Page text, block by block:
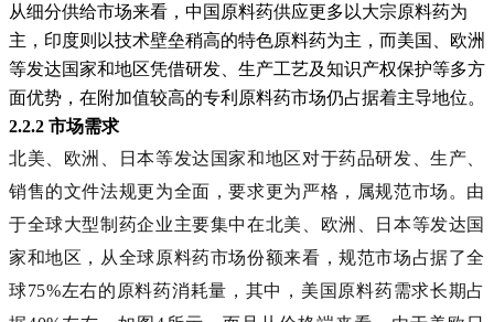
从细分供给市场来看，中国原料药供应更多以大宗原料药为
主，印度则以技术壁垒稍高的特色原料药为主，而美国、欧洲
等发达国家和地区凭借研发、生产工艺及知识产权保护等多方
面优势，在附加值较高的专利原料药市场仍占据着主导地位。
2.2.2 市场需求
北美、欧洲、日本等发达国家和地区对于药品研发、生产、
销售的文件法规更为全面，要求更为严格，属规范市场。由
于全球大型制药企业主要集中在北美、欧洲、日本等发达国
家和地区，从全球原料药市场份额来看，规范市场占据了全
球75%左右的原料药消耗量，其中，美国原料药需求长期占